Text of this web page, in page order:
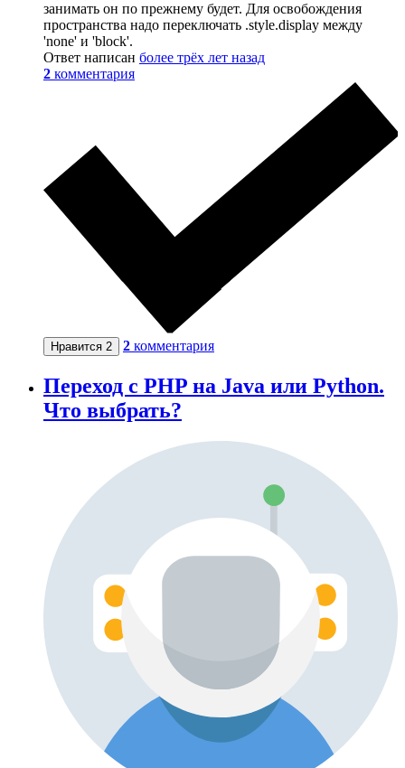
занимать он по прежнему будет. Для освобождения
пространства надо переключать .style.display между
'none' и 'block'.
Ответ написан более трёх лет назад
2 комментария
Нравится 2 2 комментария
Переход с PHP на Java или Python.
Что выбрать?